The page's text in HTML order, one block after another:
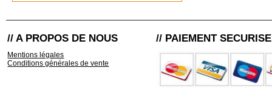
// A PROPOS DE NOUS
Mentions légales
Conditions générales de vente
// PAIEMENT SECURISE